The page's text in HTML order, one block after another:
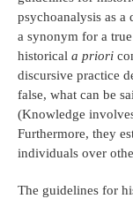
psychoanalysis as
a synonym for a
historical a priori
discursive practice
false, what can be
(Knowledge
Furthermore, they
individuals over
The guidelines for